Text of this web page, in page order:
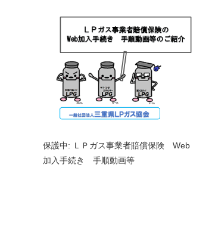
保護中: ＬＰガス事業者賠償保険 Web
加入手続き 手順動画等